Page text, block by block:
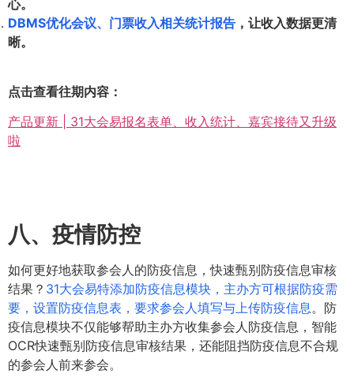
心。
DBMS优化会议、门票收入相关统计报告 ，让收入数据更清
晰。
点击查看往期内容：
产品更新 | 31大会易报名表单、收入统计、嘉宾接待又升级
啦
八、疫情防控
如何更好地获取参会人的防疫信息，快速甄别防疫信息审核
结果？ 31大会易特添加防疫信息模块，主办方可根据防疫需
要，设置防疫信息表，要求参会人填写与上传防疫信息。防
疫信息模块不仅能够帮助主办方收集参会人防疫信息，智能
OCR快速甄别防疫信息审核结果，还能阻挡防疫信息不合规
的参会人前来参会。